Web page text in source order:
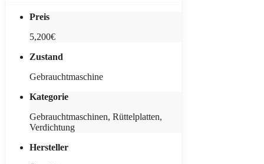
Preis
5,200€
Zustand
Gebrauchtmaschine
Kategorie
Gebrauchtmaschinen, Rüttelplatten,
Verdichtung
Hersteller